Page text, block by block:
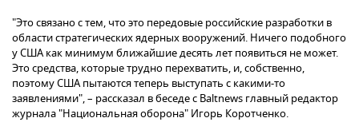
"Это связано с тем, что это передовые российские разработки в
области стратегических ядерных вооружений. Ничего подобного
у США как минимум ближайшие десять лет появиться не может.
Это средства, которые трудно перехватить, и, собственно,
поэтому США пытаются теперь выступать с какими-то
заявлениями", – рассказал в беседе с Baltnews главный редактор
журнала "Национальная оборона" Игорь Коротченко.